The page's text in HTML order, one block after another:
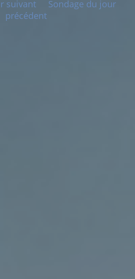
suivant
Sondage du jour
précédent